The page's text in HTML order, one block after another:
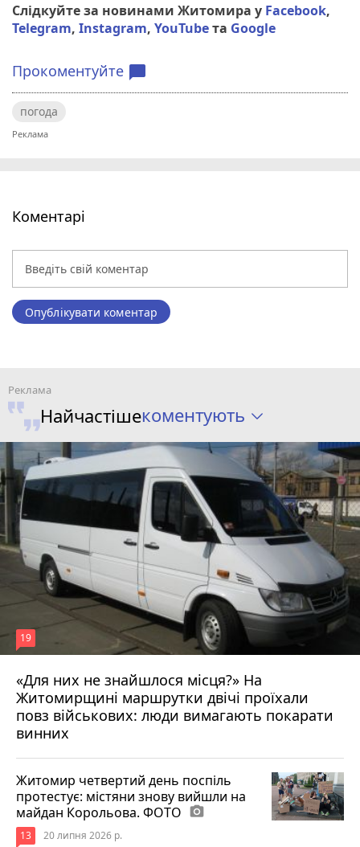
Слідкуйте за новинами Житомира у Facebook,
Telegram, Instagram, YouTubeта Google
Прокоментуйте chat_bubble
погода
Коментарі
Опублікувати коментар
Найчастішекоментують
«Для них не знайшлося місця?» На
Житомирщині маршрутки двічі проїхали
повз військових: люди вимагають покарати
винних
19
17 липня 2026 р.
Житомир четвертий день поспіль
протестує: містяни знову вийшли на
майдан Корольова. ФОТО photo_camera
13 20 липня 2026 р.